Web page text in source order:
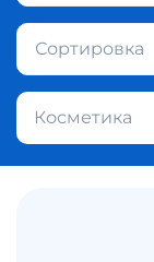
Сортировка
Косметика